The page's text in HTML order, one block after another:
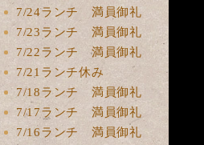
7/24ランチ 満員御礼
7/23ランチ 満員御礼
7/22ランチ 満員御礼
7/21ランチ休み
7/18ランチ 満員御礼
7/17ランチ 満員御礼
7/16ランチ 満員御礼